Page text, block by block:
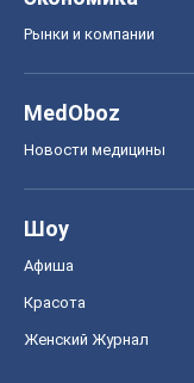
Рынки и компании
MedOboz
Новости медицины
Шоу
Афиша
Красота
Женский Журнал